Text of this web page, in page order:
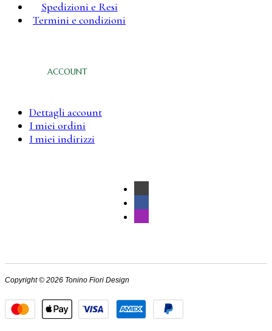
Spedizioni e Resi
Termini e condizioni
ACCOUNT
Dettagli account
I miei ordini
I miei indirizzi
Copyright © 2026 Tonino Fiori Design